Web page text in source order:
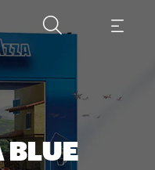
BLUE